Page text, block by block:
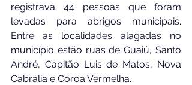
registrava 44 pessoas que foram
levadas para abrigos municipais.
Entre as localidades alagadas no
município estão ruas de Guaiú, Santo
André, Capitão Luis de Matos, Nova
Cabrália e Coroa Vermelha.